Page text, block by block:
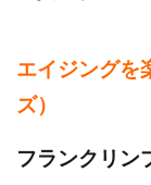
クト
ズ）
フラ
エイジングを
ズ）
フランクリン